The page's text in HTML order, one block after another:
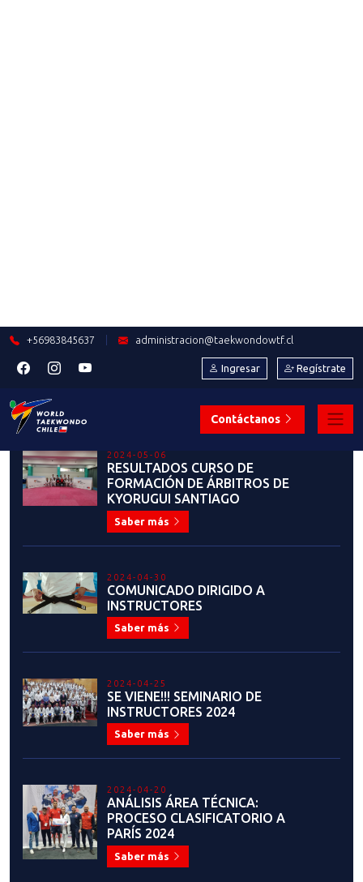
RUMBO A LOS
PARAPANAMERICANOS: RAÚL
2023-11-15
MEMEBRESÍA 2024 ¡Gracias por tu
apoyo!
Saber más
2023-11-14
TESTIMONIOS TERCERA FECHA
LIGA NACIONAL DE TKD:
BÁRBARA PARRA
2023-11-13
JUEGOS PARAPANAMERICANOS:
LA VOZ DE NUESTRO CUERPO
TÉCNICO DE PARATKD
2023-11-13
LO QUE DEJÓ EN IMÁGENES LA
TERCERA FECHA DE LA LIGA
NACIONAL DE TKD